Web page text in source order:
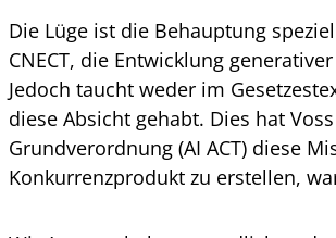
Die Lüge ist die Behauptung
CNECT, die Entwicklung
Jedoch taucht weder im
diese Absicht gehabt. Dies hat
Grundverordnung (AI ACT) diese
Konkurrenzprodukt zu erstellen,